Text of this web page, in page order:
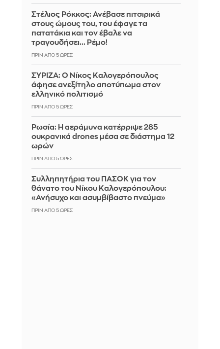
Στέλιος Ρόκκος: Ανέβασε πιτσιρικά
στους ώμους του, του έφαγε τα
πατατάκια και τον έβαλε να
τραγουδήσει... Ρέμο!
ΠΡΙΝ ΑΠΌ 5 ΏΡΕΣ
ΣΥΡΙΖΑ: Ο Νίκος Καλογερόπουλος
άφησε ανεξίτηλο αποτύπωμα στον
ελληνικό πολιτισμό
ΠΡΙΝ ΑΠΌ 5 ΏΡΕΣ
Ρωσία: Η αεράμυνα κατέρριψε 285
ουκρανικά drones μέσα σε διάστημα 12
ωρών
ΠΡΙΝ ΑΠΌ 5 ΏΡΕΣ
Συλληπητήρια του ΠΑΣΟΚ για τον
θάνατο του Νίκου Καλογερόπουλου:
«Ανήσυχο και ασυμβίβαστο πνεύμα»
ΠΡΙΝ ΑΠΌ 5 ΏΡΕΣ